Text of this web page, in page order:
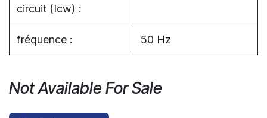
circuit (Icw) :
fréquence : 50 Hz
Not Available For Sale